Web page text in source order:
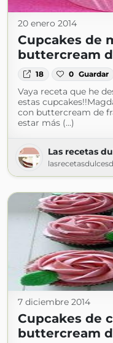
20 enero 2014
Cupcakes de
buttercream
18 0 Guardar
Vaya receta que he
estas
con buttercream de
estar más (...)
Las recetas
7 diciembre 2014
Cupcakes de
buttercream